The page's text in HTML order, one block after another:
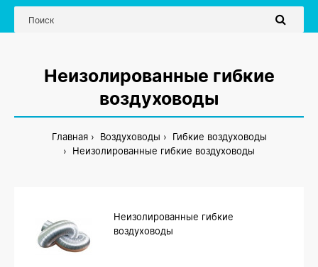
Неизолированные гибкие
воздуховоды
Главная Воздуховоды
Гибкие воздуховоды
Неизолированные гибкие воздуховоды
Неизолированные гибкие
воздуховоды